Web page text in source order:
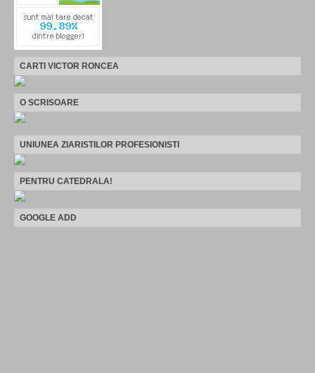
CARTI VICTOR RONCEA
O SCRISOARE
UNIUNEA ZIARISTILOR PROFESIONISTI
PENTRU CATEDRALA!
GOOGLE ADD